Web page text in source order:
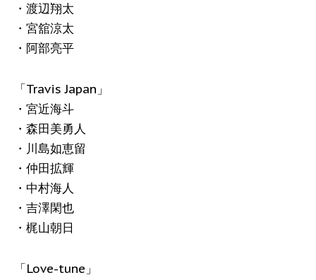
・渡辺翔太
・宮舘涼太
・阿部亮平
「Travis Japan」
・宮近海斗
・森田美勇人
・川島如恵留
・仲田拡輝
・中村海人
・吉澤閑也
・梶山朝日
「Love-tune」